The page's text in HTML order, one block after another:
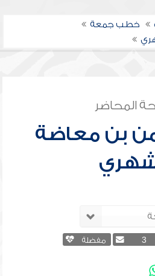
خطب جمعة
المحاضر
بن معاضة
3 مفضلة